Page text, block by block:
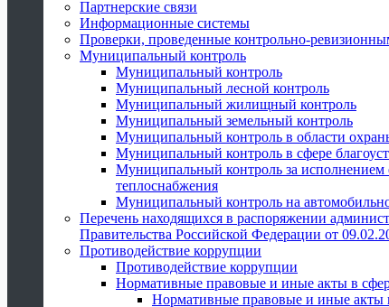
Партнерские связи
Информационные системы
Проверки, проведенные контрольно-
Муниципальный контроль
Муниципальный контроль
Муниципальный лесной контроль
Муниципальный жилищный контроль
Муниципальный земельный контроль
Муниципальный контроль в области
Муниципальный контроль в сфере
Муниципальный контроль за исполнением
теплоснабжения
Муниципальный контроль на
Перечень находящихся в распоряжении
Правительства Российской Федерации от
Противодействие коррупции
Противодействие коррупции
Нормативные правовые и иные акты в
Нормативные правовые и иные акты